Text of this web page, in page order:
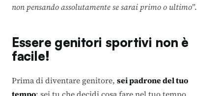
non pensando assolutamente se sarai primo o ultimo”.
Essere genitori sportivi non è
facile!
Prima di diventare genitore, sei padrone del tuo